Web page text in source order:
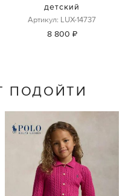
детский
Артикул: LUX-14737
8 800 ₽
ПОДОЙТИ